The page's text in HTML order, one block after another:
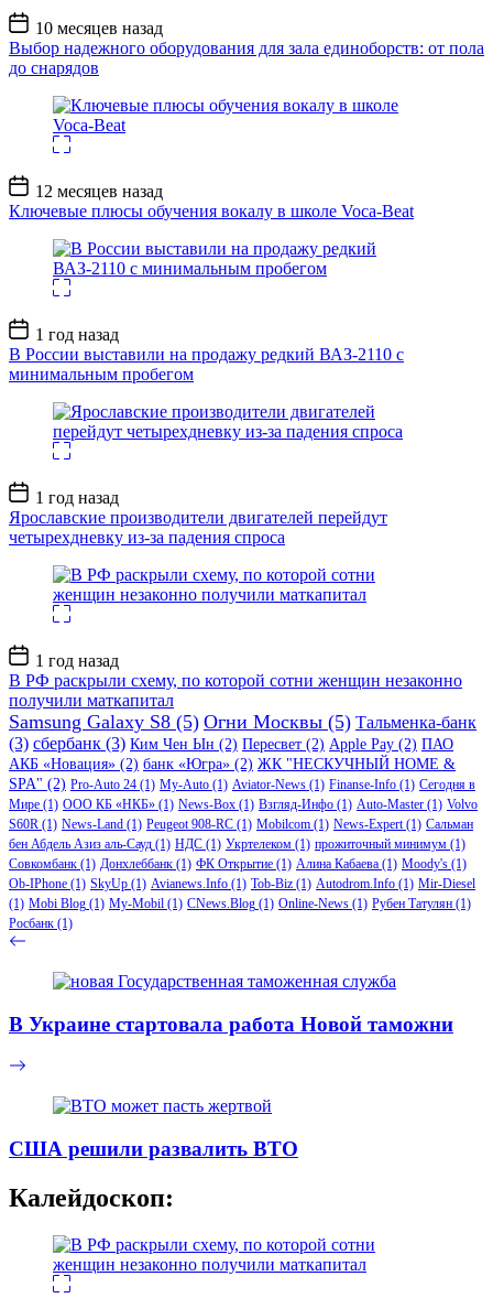
Дата
записи
10 месяцев назад
Выбор надежного оборудования для зала единоборств: от пола
до снарядов
Дата
записи
12 месяцев назад
Ключевые плюсы обучения вокалу в школе Voca-Beat
Дата
записи
1 год назад
В России выставили на продажу редкий ВАЗ-2110 с
минимальным пробегом
Дата
записи
1 год назад
Ярославские производители двигателей перейдут
четырехдневку из-за падения спроса
Дата
записи
1 год назад
В РФ раскрыли схему, по которой сотни женщин незаконно
получили маткапитал
Samsung Galaxy S8 (5) Огни Москвы (5) Тальменка-банк
(3) сбербанк (3) Ким Чен Ын (2) Пересвет (2) Apple Pay (2) ПАО
АКБ «Новация» (2) банк «Югра» (2) ЖК "НЕСКУЧНЫЙ HOME &
SPA" (2) Pro-Auto 24 (1) My-Auto (1) Aviator-News (1) Finanse-Info (1) Сегодня в
Мире (1) ООО КБ «НКБ» (1) News-Box (1) Взгляд-Инфо (1) Auto-Master (1) Volvo
S60R (1) News-Land (1) Peugeot 908-RC (1) Mobilcom (1) News-Expert(1) Сальман
бен Абдель Азиз аль-Сауд (1) НДС (1) Укртелеком (1) прожиточный минимум (1)
Совкомбанк (1) Донхлеббанк (1) ФК Открытие (1) Алина Кабаева (1) Moody's (1)
Ob-IPhone (1) SkyUp (1) Avianews.Info (1) Tob-Biz (1) Autodrom.Info (1) Mir-Diesel
(1) Mobi Blog (1) My-Mobil (1) CNews.Blog (1) Online-News (1) Рубен Татулян (1)
Росбанк (1)
В Украине стартовала работа Новой таможни
США решили развалить ВТО
Калейдоскоп: